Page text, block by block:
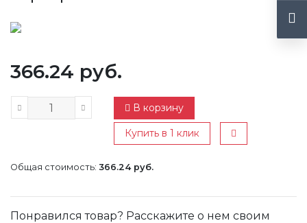
366.24 руб.
В корзину
Купить в 1 клик
Общая стоимость: 366.24 руб.
Понравился товар? Расскажите о нем своим